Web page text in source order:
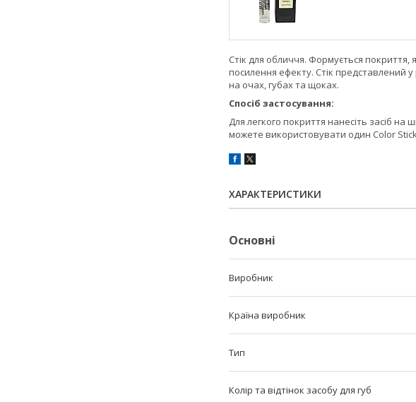
Стік для обличчя. Формується
посилення ефекту. Стік представлений
на очах, губах та щоках.
Спосіб застосування:
Для легкого покриття нанесіть засіб
можете використовувати один Color
ХАРАКТЕРИСТИКИ
Основні
Виробник
Країна виробник
Тип
Колір та відтінок засобу для губ